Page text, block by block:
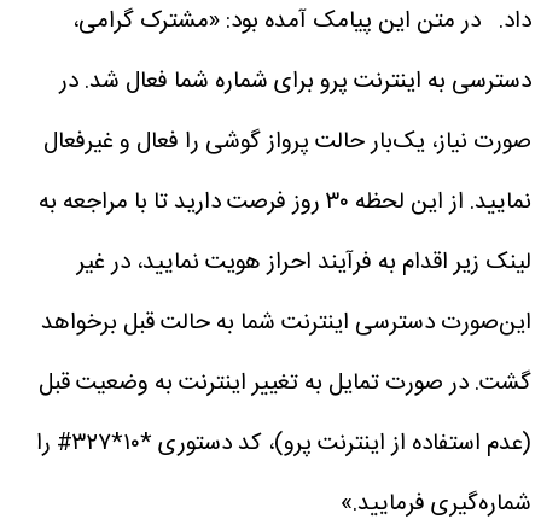
داد. در متن این پیامک آمده بود: «مشترک گرامی،
دسترسی به اینترنت پرو برای شماره شما فعال شد. در
صورت نیاز، یک‌بار حالت پرواز گوشی را فعال و غیرفعال
نمایید. از این لحظه ۳۰ روز فرصت دارید تا با مراجعه به
لینک زیر اقدام به فرآیند احراز هویت نمایید، در غیر
این‌صورت دسترسی اینترنت شما به حالت قبل برخواهد
گشت. در صورت تمایل به تغییر اینترنت به وضعیت قبل
(عدم استفاده از اینترنت پرو)، کد دستوری *۱۰*۳۲۷# را
شماره‌گیری فرمایید.»